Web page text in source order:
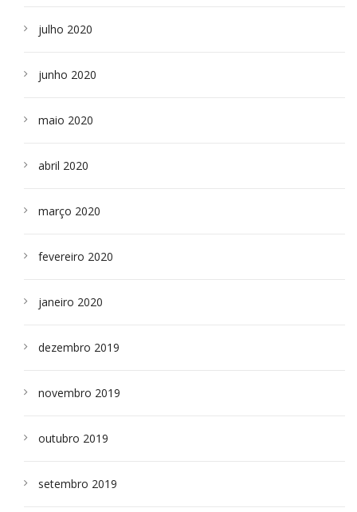
julho 2020
junho 2020
maio 2020
abril 2020
março 2020
fevereiro 2020
janeiro 2020
dezembro 2019
novembro 2019
outubro 2019
setembro 2019